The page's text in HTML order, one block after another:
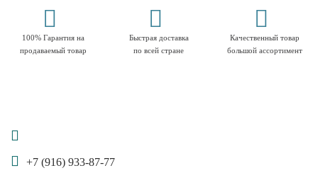
100% Гарантия на
продаваемый товар
Быстрая доставка
по всей стране
Качественный товар
большой ассортимент
+7 (916) 933-87-77